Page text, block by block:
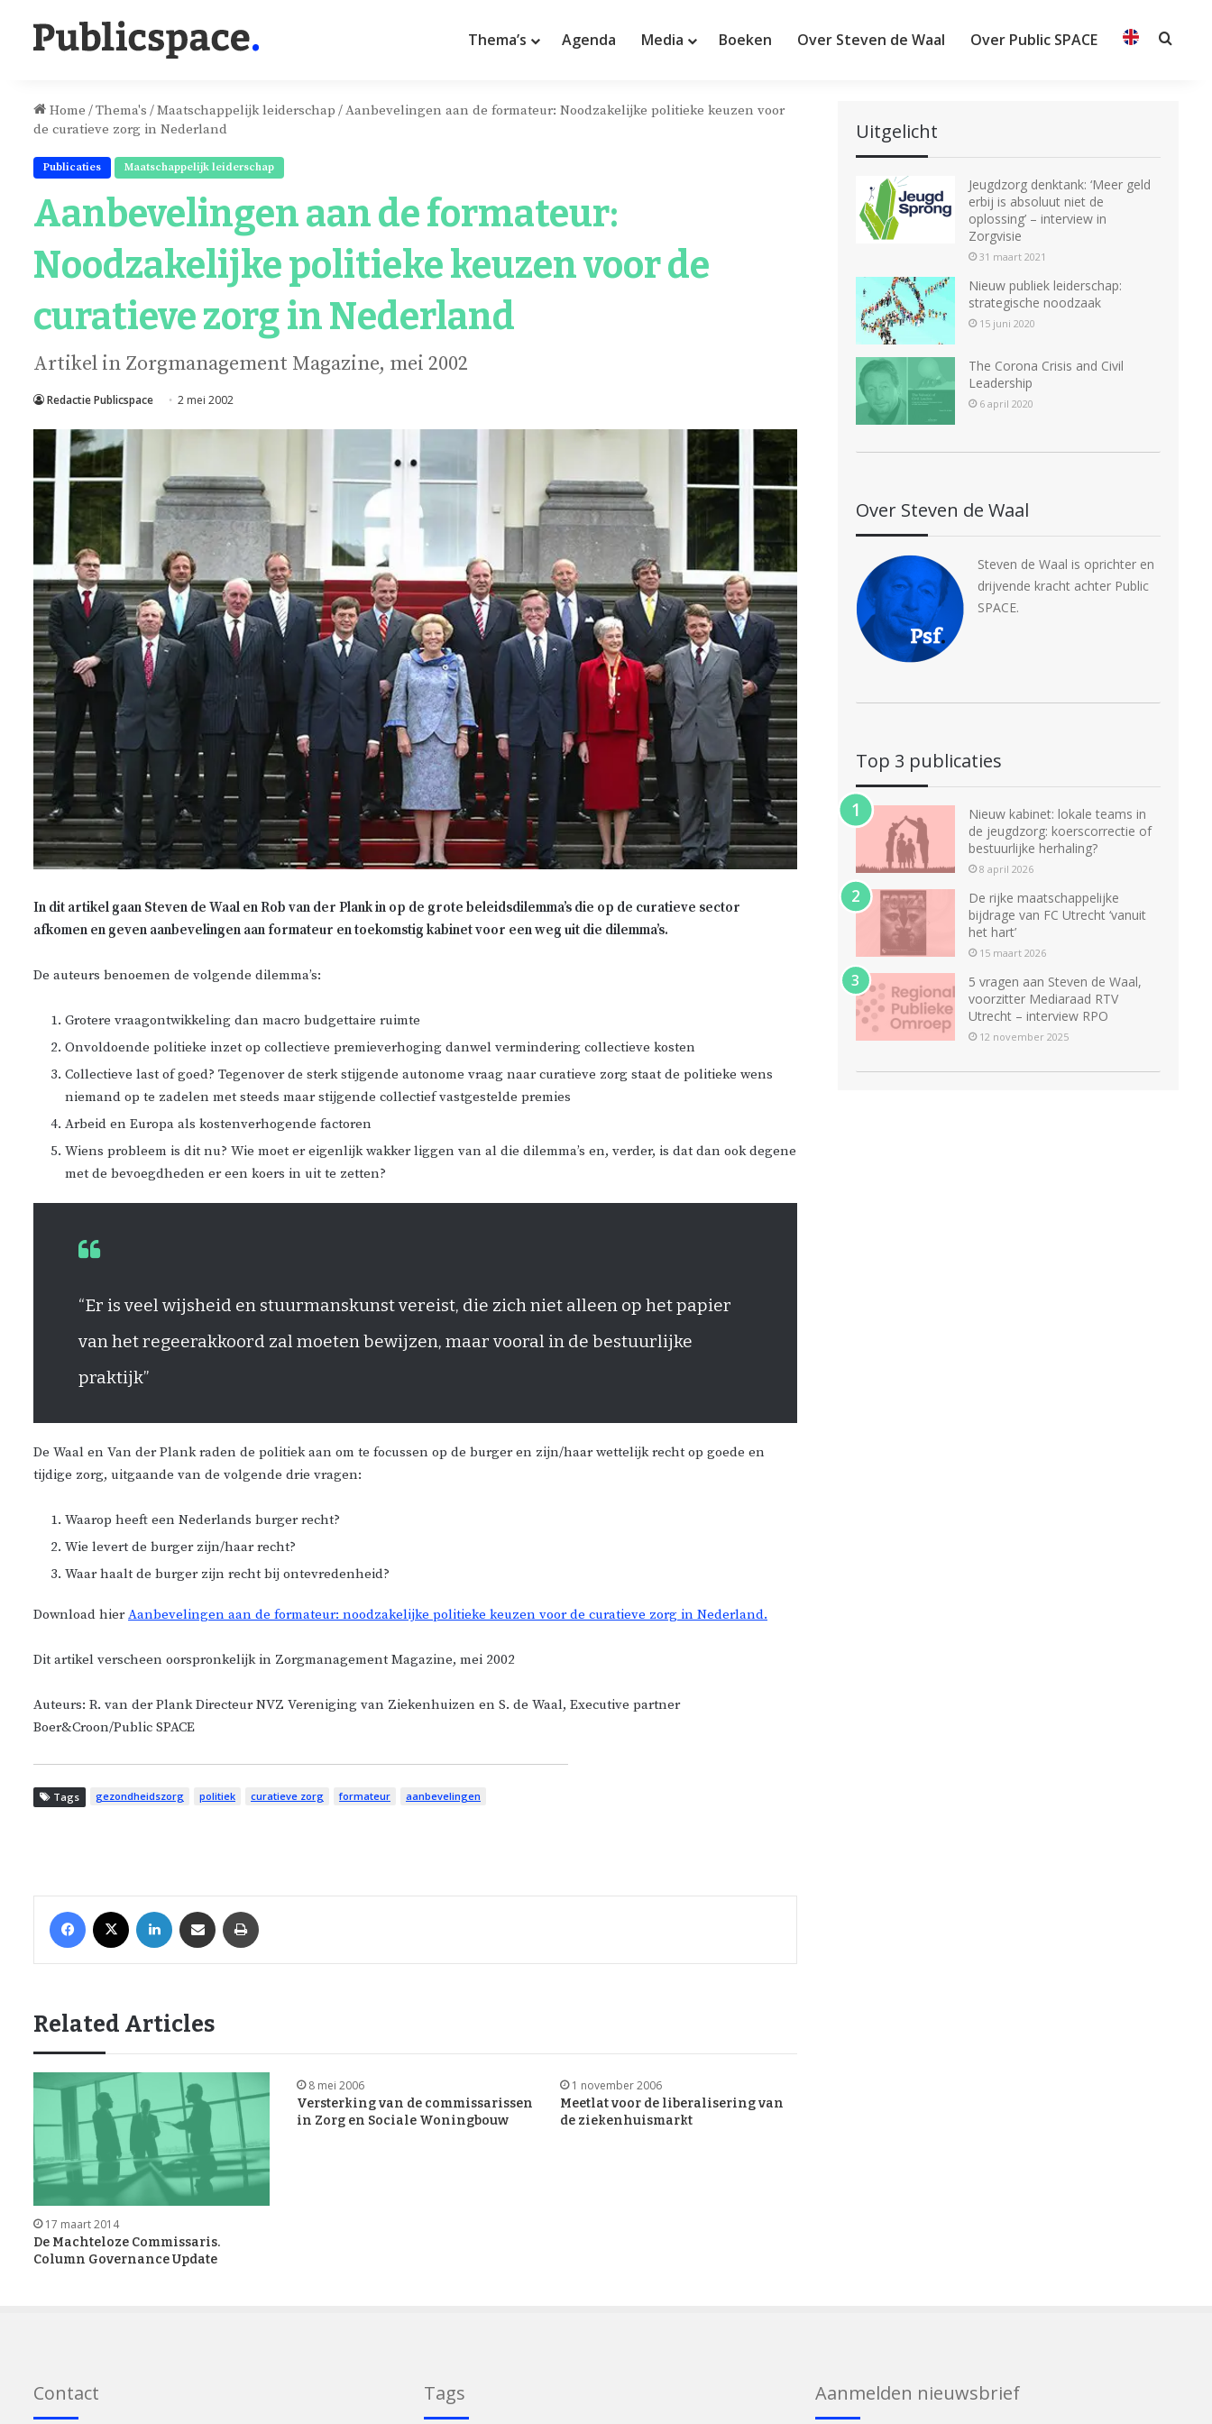
Thema’s Agenda Media Boeken Over Steven de Waal Over Public SPACE
Home /Thema's /Maatschappelijk leiderschap /Aanbevelingen aan de formateur: Noodzakelijke politieke keuzen voor
de curatieve zorg in Nederland
Publicaties Maatschappelijk leiderschap
Aanbevelingen aan de formateur:
Noodzakelijke politieke keuzen voor de
curatieve zorg in Nederland
Artikel in Zorgmanagement Magazine, mei 2002
Redactie Publicspace 2 mei 2002
In dit artikel gaan Steven de Waal en Rob van der Plank in op de grote beleidsdilemma’s die op de curatieve sector
afkomen en geven aanbevelingen aan formateur en toekomstig kabinet voor een weg uit die dilemma’s.
De auteurs benoemen de volgende dilemma’s:
Grotere vraagontwikkeling dan macro budgettaire ruimte
Onvoldoende politieke inzet op collectieve premieverhoging danwel vermindering collectieve kosten
Collectieve last of goed? Tegenover de sterk stijgende autonome vraag naar curatieve zorg staat de politieke wens
niemand op te zadelen met steeds maar stijgende collectief vastgestelde premies
Arbeid en Europa als kostenverhogende factoren
Wiens probleem is dit nu? Wie moet er eigenlijk wakker liggen van al die dilemma’s en, verder, is dat dan ook degene
met de bevoegdheden er een koers in uit te zetten?
“Er is veel wijsheid en stuurmanskunst vereist, die zich niet alleen op het papier
van het regeerakkoord zal moeten bewijzen, maar vooral in de bestuurlijke
praktijk”
De Waal en Van der Plank raden de politiek aan om te focussen op de burger en zijn/haar wettelijk recht op goede en
tijdige zorg, uitgaande van de volgende drie vragen:
Waarop heeft een Nederlands burger recht?
Wie levert de burger zijn/haar recht?
Waar haalt de burger zijn recht bij ontevredenheid?
Download hierAanbevelingen aan de formateur: noodzakelijke politieke keuzen voor de curatieve zorg in Nederland.
Dit artikel verscheen oorspronkelijk in Zorgmanagement Magazine, mei 2002
Auteurs: R. van der Plank Directeur NVZ Vereniging van Ziekenhuizen en S. de Waal, Executive partner
Boer&Croon/Public SPACE
Tags gezondheidszorg politiek curatieve zorg formateur aanbevelingen
Related Articles
17 maart 2014
De Machteloze Commissaris.
Column Governance Update
8 mei 2006
Versterking van de commissarissen
in Zorg en Sociale Woningbouw
1 november 2006
Meetlat voor de liberalisering van
de ziekenhuismarkt
Uitgelicht
Jeugdzorg denktank: ‘Meer geld
erbij is absoluut niet de
oplossing’ – interview in
Zorgvisie
31 maart 2021
Nieuw publiek leiderschap:
strategische noodzaak
15 juni 2020
The Corona Crisis and Civil
Leadership
6 april 2020
Over Steven de Waal
Steven de Waal is oprichter en
drijvende kracht achter Public
SPACE.
Top 3 publicaties
Nieuw kabinet: lokale teams in
de jeugdzorg: koerscorrectie of
bestuurlijke herhaling?
8 april 2026
De rijke maatschappelijke
bijdrage van FC Utrecht ‘vanuit
het hart’
15 maart 2026
5 vragen aan Steven de Waal,
voorzitter Mediaraad RTV
Utrecht – interview RPO
12 november 2025
Contact Tags Aanmelden nieuwsbrief